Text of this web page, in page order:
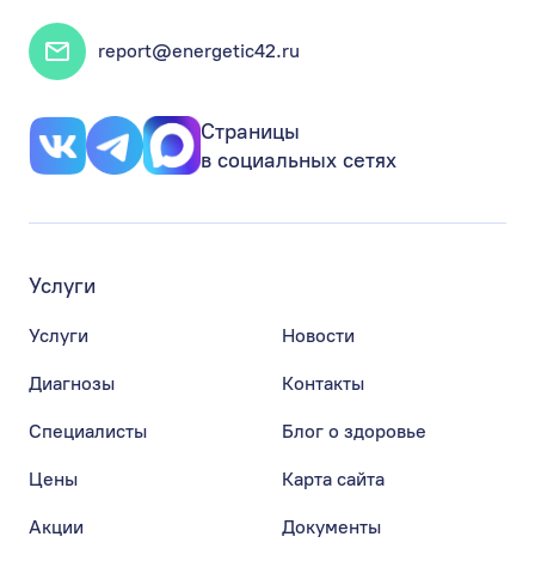
report@energetic42.ru
Страницы
в социальных сетях
Услуги
Услуги
Диагнозы
Специалисты
Цены
Акции
Новости
Контакты
Блог о здоровье
Карта сайта
Документы